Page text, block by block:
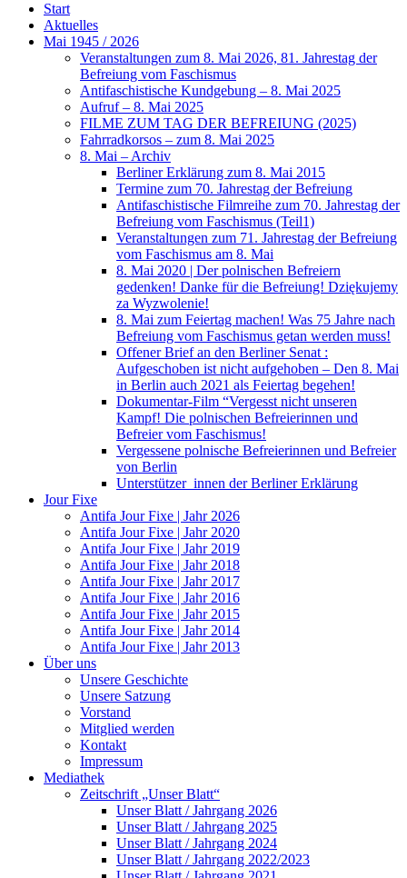
Start
Aktuelles
Mai 1945 / 2026
Veranstaltungen zum 8. Mai 2026, 81. Jahrestag der
Befreiung vom Faschismus
Antifaschistische Kundgebung – 8. Mai 2025
Aufruf – 8. Mai 2025
FILME ZUM TAG DER BEFREIUNG (2025)
Fahrradkorsos – zum 8. Mai 2025
8. Mai – Archiv
Berliner Erklärung zum 8. Mai 2015
Termine zum 70. Jahrestag der Befreiung
Antifaschistische Filmreihe zum 70. Jahrestag der
Befreiung vom Faschismus (Teil1)
Veranstaltungen zum 71. Jahrestag der Befreiung
vom Faschismus am 8. Mai
8. Mai 2020 | Der polnischen Befreiern
gedenken! Danke für die Befreiung! Dziękujemy
za Wyzwolenie!
8. Mai zum Feiertag machen! Was 75 Jahre nach
Befreiung vom Faschismus getan werden muss!
Offener Brief an den Berliner Senat :
Aufgeschoben ist nicht aufgehoben – Den 8. Mai
in Berlin auch 2021 als Feiertag begehen!
Dokumentar-Film “Vergesst nicht unseren
Kampf! Die polnischen Befreierinnen und
Befreier vom Faschismus!
Vergessene polnische Befreierinnen und Befreier
von Berlin
Unterstützer_innen der Berliner Erklärung
Jour Fixe
Antifa Jour Fixe | Jahr 2026
Antifa Jour Fixe | Jahr 2020
Antifa Jour Fixe | Jahr 2019
Antifa Jour Fixe | Jahr 2018
Antifa Jour Fixe | Jahr 2017
Antifa Jour Fixe | Jahr 2016
Antifa Jour Fixe | Jahr 2015
Antifa Jour Fixe | Jahr 2014
Antifa Jour Fixe | Jahr 2013
Über uns
Unsere Geschichte
Unsere Satzung
Vorstand
Mitglied werden
Kontakt
Impressum
Mediathek
Zeitschrift „Unser Blatt“
Unser Blatt / Jahrgang 2026
Unser Blatt / Jahrgang 2025
Unser Blatt / Jahrgang 2024
Unser Blatt / Jahrgang 2022/2023